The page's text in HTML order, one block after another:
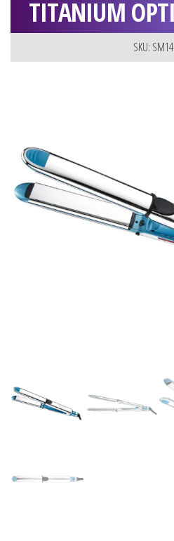
TITANIUM
SKU: